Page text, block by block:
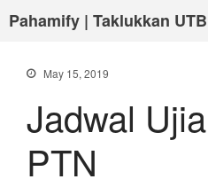
Pahamify | Taklukkan
May 15, 2019
Jadwal
PTN